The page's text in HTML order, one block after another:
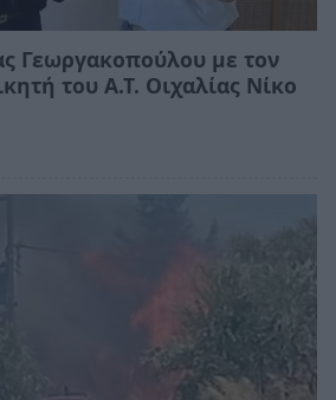
Γεωργακοπούλου με τον
του Α.Τ. Οιχαλίας Νίκο